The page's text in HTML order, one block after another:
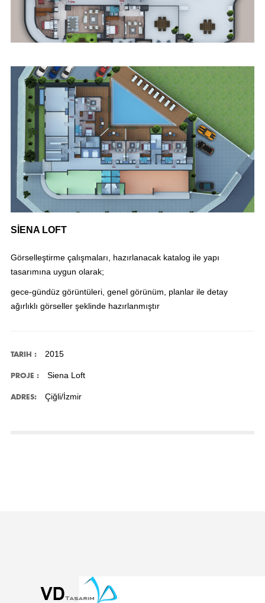
SİENA LOFT
Görselleştirme çalışmaları, hazırlanacak katalog ile yapı
tasarımına uygun olarak;
gece-gündüz görüntüleri, genel görünüm, planlar ile detay
ağırlıklı görseller şeklinde hazırlanmıştır
TARIH : 2015
PROJE : Siena Loft
ADRES: Çiğli/İzmir